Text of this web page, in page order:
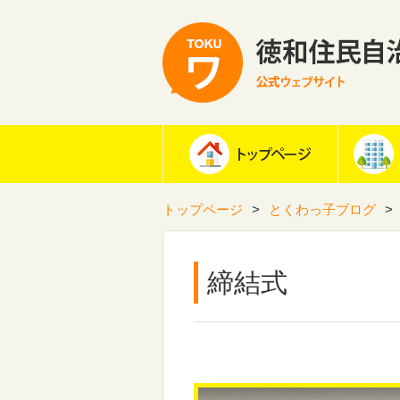
トップページ とくわっ子ブログ
締結式